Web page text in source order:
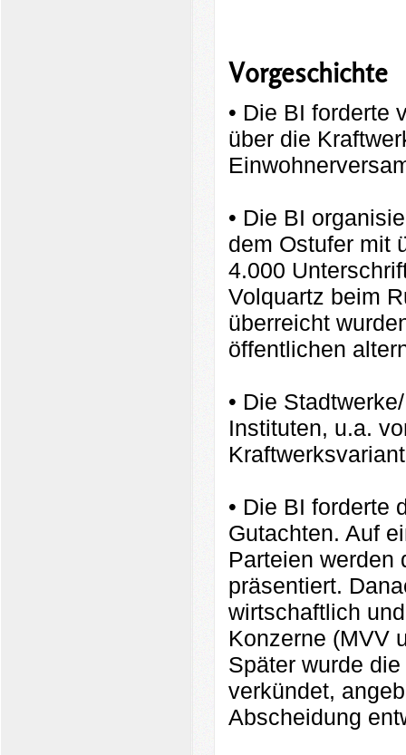
Vorgeschichte
• Die BI forderte
über die
• Die BI
dem Ostufer mit
4.000
Volquartz beim
überreicht
öffentlichen
• Die
Instituten, u.a.
• Die BI forderte
Gutachten. Auf
Parteien werden
präsentiert.
wirtschaftlich
Konzerne (MVV
Später wurde
verkündet,
Abscheidung